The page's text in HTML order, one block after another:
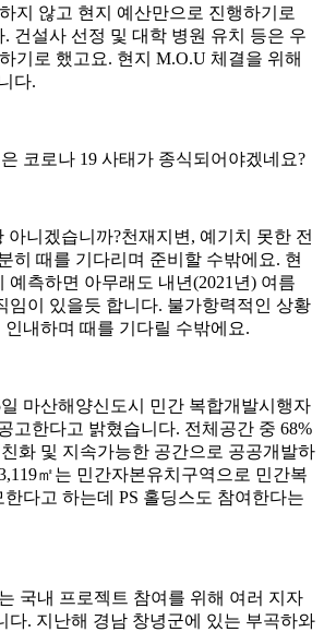
지 않고 현지 예산만으로 진행하기로
건설사 선정 및 대학 병원 유치 등은 우
기로 했고요. 현지 M.O.U 체결을 위해
다.
코로나 19 사태가 종식되어야겠네요?
아니겠습니까?천재지변, 예기치 못한 전
히 때를 기다리며 준비할 수밖에요. 현
예측하면 아무래도 내년(2021년) 여름
임이 있을듯 합니다. 불가항력적인 상황
내하며 때를 기다릴 수밖에요.
마산해양신도시 민간 복합개발시행자
고한다고 밝혔습니다. 전체공간 중 68%
화 및 지속가능한 공간으로 공공개발하
㎡는 민간자본유치구역으로 민간복
다고 하는데 PS 홀딩스도 참여한다는
국내 프로젝트 참여를 위해 여러 지자
다. 지난해 경남 창녕군에 있는 부곡하와